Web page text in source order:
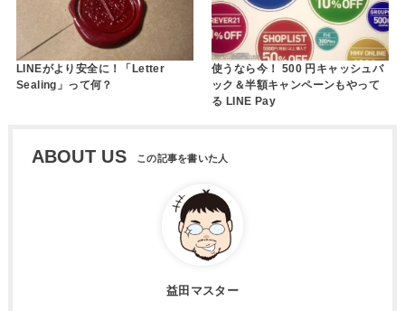
LINEがより安全に！「Letter
Sealing」って何？
使うなら今！ 500 円キャッシュバ
ック＆半額キャンペーンもやって
る LINE Pay
ABOUT US
益田マスター